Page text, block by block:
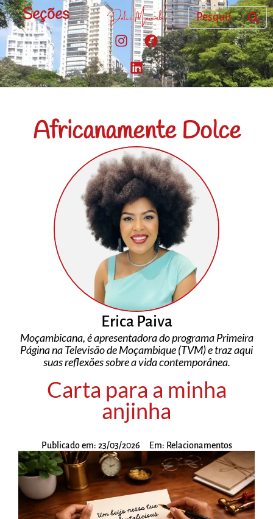
Seções
Africanamente Dolce
Erica Paiva
Moçambicana, é apresentadora do programa Primeira
Página na Televisão de Moçambique (TVM) e traz aqui
suas reflexões sobre a vida contemporânea.
Carta para a minha
anjinha
Publicado em: 23/03/2026 Em: Relacionamentos